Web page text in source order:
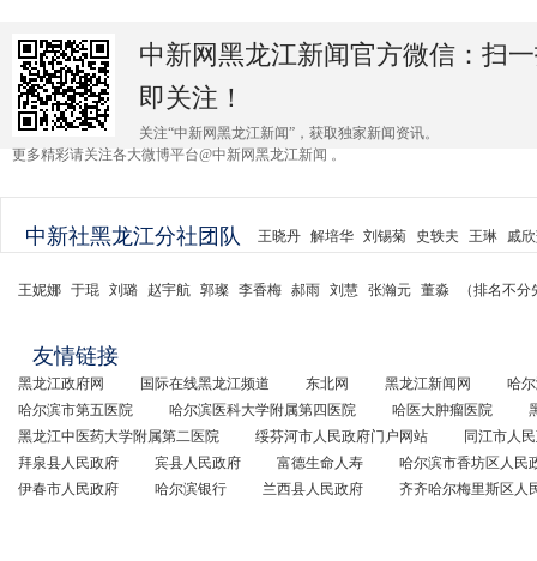
中新网黑龙江新闻官方微信：扫
即关注！
关注“中新网黑龙江新闻”，获取独家新闻资讯。
更多精彩请关注各大微博平台@中新网黑龙江新闻 。
中新社黑龙江分社团队 王晓丹 解培华 刘锡菊 史轶夫 王琳 戚
王妮娜 于琨 刘璐 赵宇航 郭璨 李香梅 郝雨 刘慧 张瀚元 董淼 （排名不
友情链接
黑龙江政府网 国际在线黑龙江频道 东北网 黑龙江新闻网
哈
哈尔滨市第五医院
哈尔滨医科大学附属第四医院 哈医大肿瘤医院
黑龙江中医药大学附属第二医院
绥芬河市人民政府门户网站
同江市人
拜泉县人民政府
宾县人民政府 富德生命人寿
哈尔滨市香坊区人民
伊春市人民政府
哈尔滨银行 兰西县人民政府 齐齐哈尔梅里斯区人